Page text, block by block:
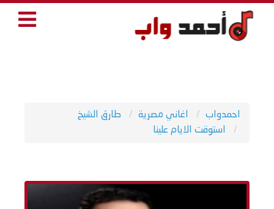
احمدواب اغاني مصرية
طارق الشيخ
استوقت الايام علينا